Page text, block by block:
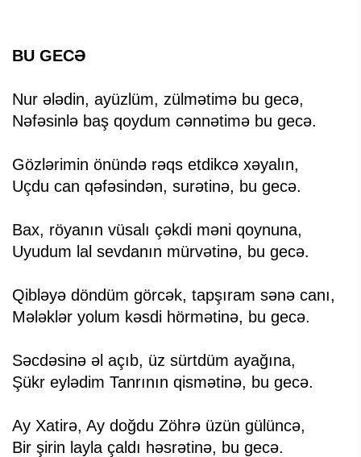
BU GECƏ
Nur ələdin, ayüzlüm, zülmətimə bu gecə,
Nəfəsinlə baş qoydum cənnətimə bu gecə.
Gözlərimin önündə rəqs etdikcə xəyalın,
Uçdu can qəfəsindən, surətinə, bu gecə.
Bax, röyanın vüsalı çəkdi məni qoynuna,
Uyudum lal sevdanın mürvətinə, bu gecə.
Qibləyə döndüm görcək, tapşıram sənə canı,
Mələklər yolum kəsdi hörmətinə, bu gecə.
Səcdəsinə əl açıb, üz sürtdüm ayağına,
Şükr eylədim Tanrının qismətinə, bu gecə.
Ay Xatirə, Ay doğdu Zöhrə üzün gülüncə,
Bir şirin layla çaldı həsrətinə, bu gecə.